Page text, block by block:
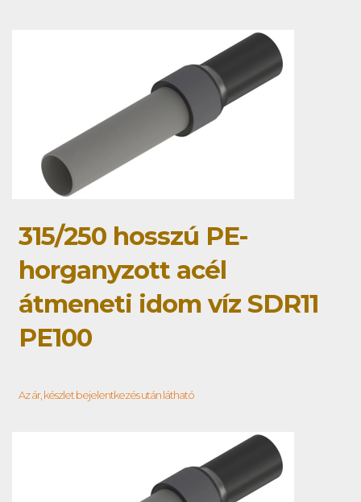
315/250 hosszú PE-
horganyzott acél
átmeneti idom víz SDR11
PE100
Az ár, készlet bejelentkezés után látható